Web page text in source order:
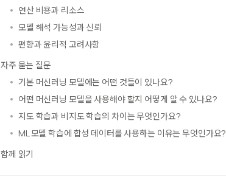
연산 비용과 리소스
모델 해석 가능성과 신뢰
편향과 윤리적 고려사항
자주 묻는 질문
기본 머신러닝 모델에는 어떤 것들이 있나요?
어떤 머신러닝 모델을 사용해야 할지 어떻게 알 수 있나요?
지도 학습과 비지도 학습의 차이는 무엇인가요?
ML 모델 학습에 합성 데이터를 사용하는 이유는 무엇인가요?
함께 읽기